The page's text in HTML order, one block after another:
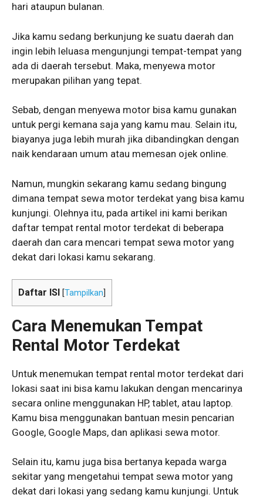
hari ataupun bulanan.
Jika kamu sedang berkunjung ke suatu daerah dan
ingin lebih leluasa mengunjungi tempat-tempat yang
ada di daerah tersebut. Maka, menyewa motor
merupakan pilihan yang tepat.
Sebab, dengan menyewa motor bisa kamu gunakan
untuk pergi kemana saja yang kamu mau. Selain itu,
biayanya juga lebih murah jika dibandingkan dengan
naik kendaraan umum atau memesan ojek online.
Namun, mungkin sekarang kamu sedang bingung
dimana tempat sewa motor terdekat yang bisa kamu
kunjungi. Olehnya itu, pada artikel ini kami berikan
daftar tempat rental motor terdekat di beberapa
daerah dan cara mencari tempat sewa motor yang
dekat dari lokasi kamu sekarang.
Daftar ISI [Tampilkan
Cara Menemukan Tempat
Rental Motor Terdekat
Untuk menemukan tempat rental motor terdekat dari
lokasi saat ini bisa kamu lakukan dengan mencarinya
secara online menggunakan HP, tablet, atau laptop.
Kamu bisa menggunakan bantuan mesin pencarian
Google, Google Maps, dan aplikasi sewa motor.
Selain itu, kamu juga bisa bertanya kepada warga
sekitar yang mengetahui tempat sewa motor yang
dekat dari lokasi yang sedang kamu kunjungi. Untuk